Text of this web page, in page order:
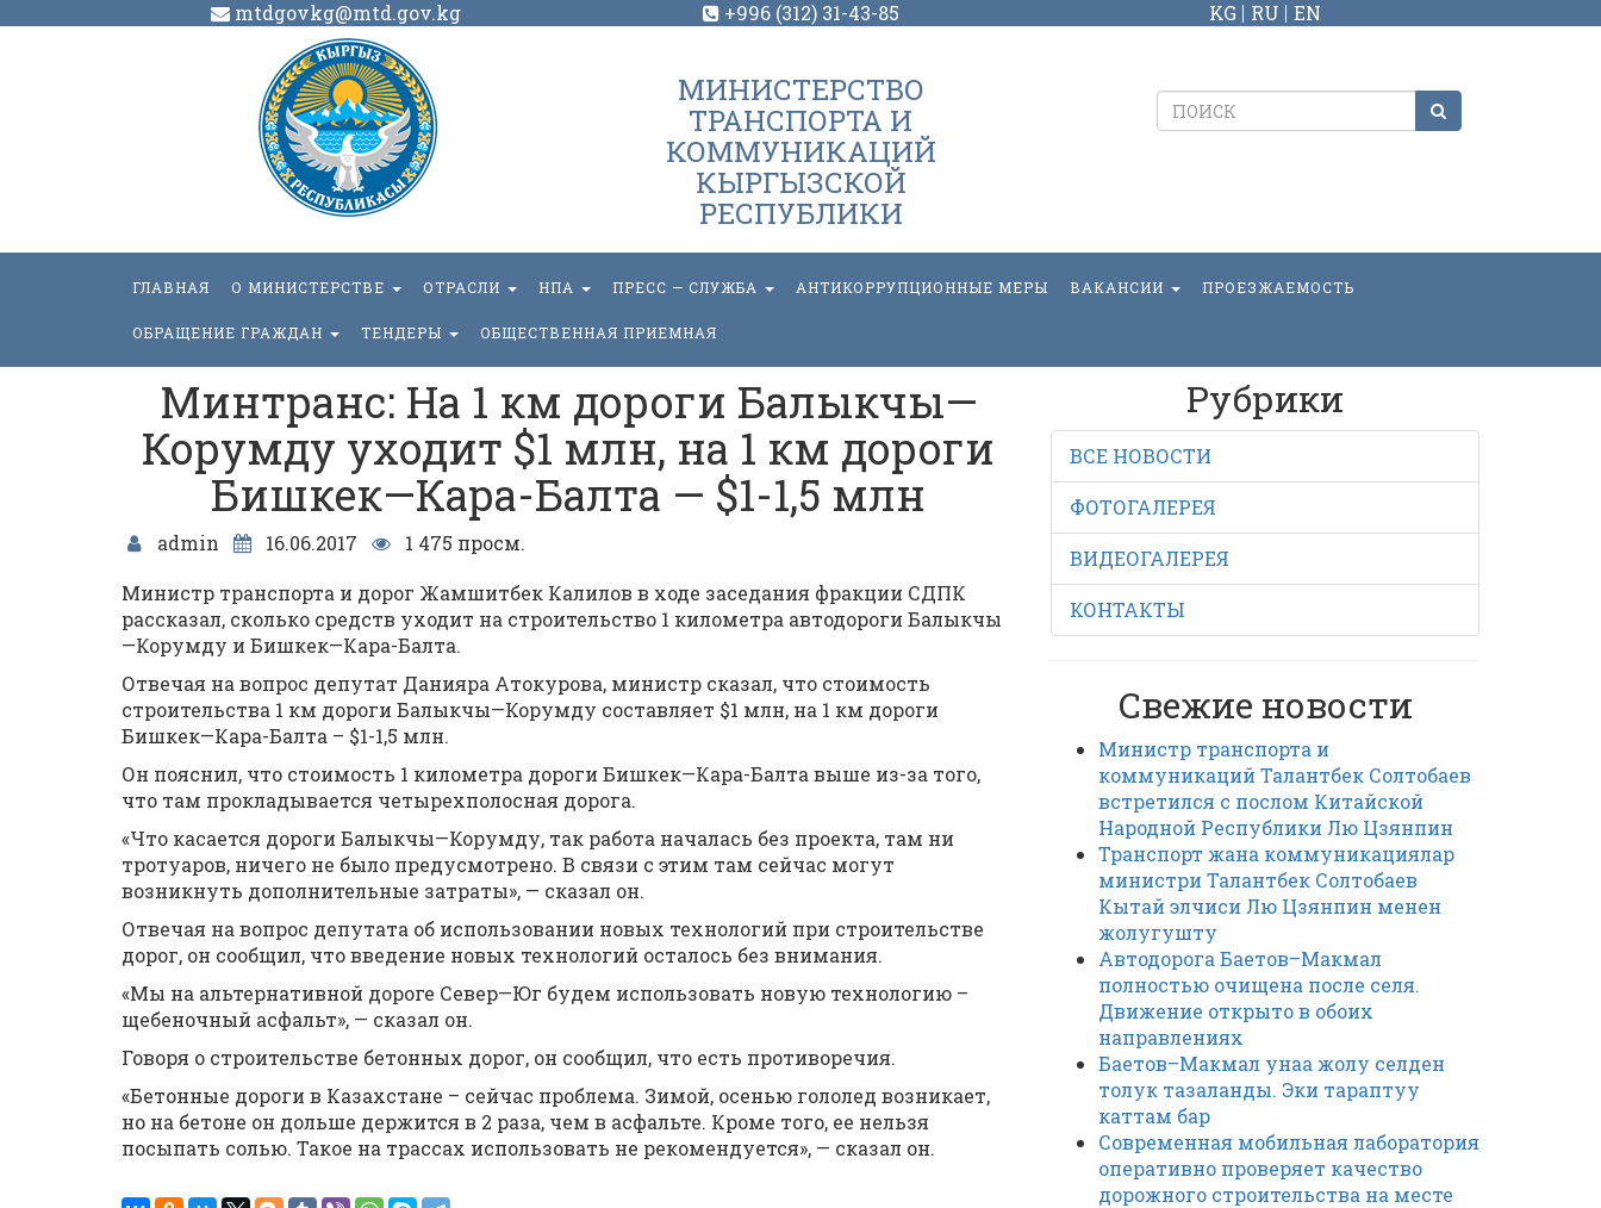
mtdgovkg@mtd.gov.kg +996 (312) 31-43-85 KG RU EN
МИНИСТЕРСТВО
ТРАНСПОРТА И
КОММУНИКАЦИЙ
КЫРГЫЗСКОЙ
РЕСПУБЛИКИ
ГЛАВНАЯ О МИНИСТЕРСТВЕ ОТРАСЛИ НПА ПРЕСС — СЛУЖБА АНТИКОРРУПЦИОННЫЕ МЕРЫ ВАКАНСИИ ПРОЕЗЖАЕМОСТЬ
ОБРАЩЕНИЕ ГРАЖДАН ТЕНДЕРЫ ОБЩЕСТВЕННАЯ ПРИЕМНАЯ
Минтранс: На 1 км дороги Балыкчы—
Корумду уходит $1 млн, на 1 км дороги
Бишкек—Кара-Балта — $1-1,5 млн
admin 16.06.2017
1 475 просм.
Министр транспорта и дорог Жамшитбек Калилов в ходе заседания фракции СДПК
рассказал, сколько средств уходит на строительство 1 километра автодороги Балыкчы
—Корумду и Бишкек—Кара-Балта.
Отвечая на вопрос депутат Данияра Атокурова, министр сказал, что стоимость
строительства 1 км дороги Балыкчы—Корумду составляет $1 млн, на 1 км дороги
Бишкек—Кара-Балта – $1-1,5 млн.
Он пояснил, что стоимость 1 километра дороги Бишкек—Кара-Балта выше из-за того,
что там прокладывается четырехполосная дорога.
«Что касается дороги Балыкчы—Корумду, так работа началась без проекта, там ни
тротуаров, ничего не было предусмотрено. В связи с этим там сейчас могут
возникнуть дополнительные затраты», — сказал он.
Отвечая на вопрос депутата об использовании новых технологий при строительстве
дорог, он сообщил, что введение новых технологий осталось без внимания.
«Мы на альтернативной дороге Север—Юг будем использовать новую технологию –
щебеночный асфальт», — сказал он.
Говоря о строительстве бетонных дорог, он сообщил, что есть противоречия.
«Бетонные дороги в Казахстане – сейчас проблема. Зимой, осенью гололед возникает,
но на бетоне он дольше держится в 2 раза, чем в асфальте. Кроме того, ее нельзя
посыпать солью. Такое на трассах использовать не рекомендуется», — сказал он.
Рубрики
ВСЕ НОВОСТИ
ФОТОГАЛЕРЕЯ
ВИДЕОГАЛЕРЕЯ
КОНТАКТЫ
Свежие новости
Министр транспорта и
коммуникаций Талантбек Солтобаев
встретился с послом Китайской
Народной Республики Лю Цзянпин
Транспорт жана коммуникациялар
министри Талантбек Солтобаев
Кытай элчиси Лю Цзянпин менен
жолугушту
Автодорога Баетов–Макмал
полностью очищена после селя.
Движение открыто в обоих
направлениях
Баетов–Макмал унаа жолу селден
толук тазаланды. Эки тараптуу
каттам бар
Современная мобильная лаборатория
оперативно проверяет качество
дорожного строительства на месте